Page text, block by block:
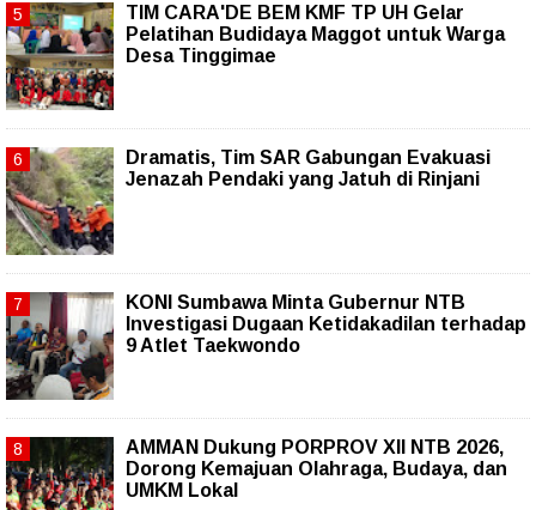
TIM CARA'DE BEM KMF TP UH Gelar
Pelatihan Budidaya Maggot untuk Warga
Desa Tinggimae
Dramatis, Tim SAR Gabungan Evakuasi
Jenazah Pendaki yang Jatuh di Rinjani
KONI Sumbawa Minta Gubernur NTB
Investigasi Dugaan Ketidakadilan terhadap
9 Atlet Taekwondo
AMMAN Dukung PORPROV XII NTB 2026,
Dorong Kemajuan Olahraga, Budaya, dan
UMKM Lokal